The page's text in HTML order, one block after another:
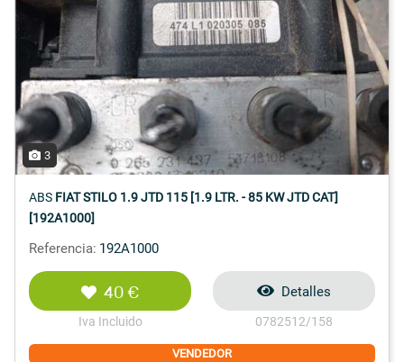
3
ABS FIAT STILO 1.9 JTD 115 [1.9 LTR. - 85 KW JTD CAT]
[192A1000]
Referencia: 192A1000
40 €
Iva Incluido
Detalles
0782512/158
VENDEDOR